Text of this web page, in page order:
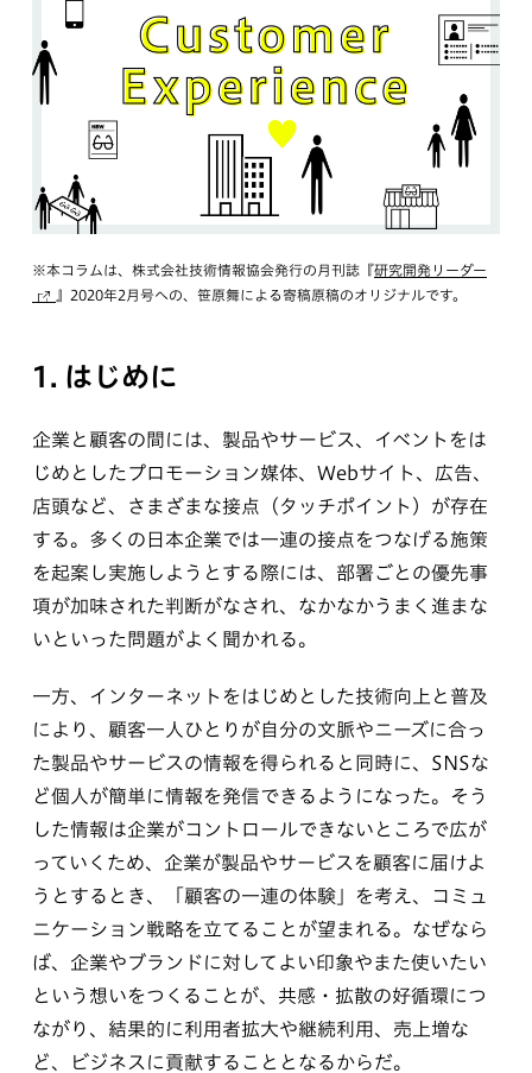
※本コラムは、株式会社技術情報協会発行の月刊誌『研究開発リーダー
』2020年2月号への、笹原舞による寄稿原稿のオリジナルです。
1. はじめに
企業と顧客の間には、製品やサービス、イベントをは
じめとしたプロモーション媒体、Webサイト、広告、
店頭など、さまざまな接点（タッチポイント）が存在
する。多くの日本企業では一連の接点をつなげる施策
を起案し実施しようとする際には、部署ごとの優先事
項が加味された判断がなされ、なかなかうまく進まな
いといった問題がよく聞かれる。
一方、インターネットをはじめとした技術向上と普及
により、顧客一人ひとりが自分の文脈やニーズに合っ
た製品やサービスの情報を得られると同時に、SNSな
ど個人が簡単に情報を発信できるようになった。そう
した情報は企業がコントロールできないところで広が
っていくため、企業が製品やサービスを顧客に届けよ
うとするとき、「顧客の一連の体験」を考え、コミュ
ニケーション戦略を立てることが望まれる。なぜなら
ば、企業やブランドに対してよい印象やまた使いたい
という想いをつくることが、共感・拡散の好循環につ
ながり、結果的に利用者拡大や継続利用、売上増な
ど、ビジネスに貢献することとなるからだ。